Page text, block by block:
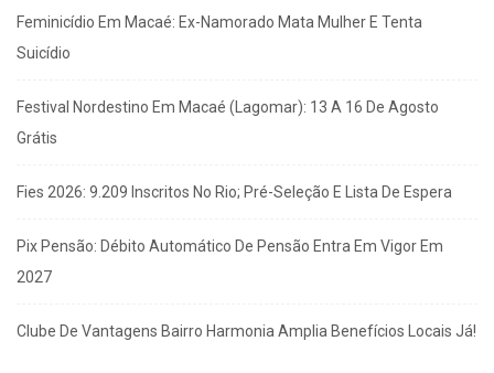
Feminicídio Em Macaé: Ex-Namorado Mata Mulher E Tenta
Suicídio
Festival Nordestino Em Macaé (Lagomar): 13 A 16 De Agosto
Grátis
Fies 2026: 9.209 Inscritos No Rio; Pré-Seleção E Lista De Espera
Pix Pensão: Débito Automático De Pensão Entra Em Vigor Em
2027
Clube De Vantagens Bairro Harmonia Amplia Benefícios Locais Já!